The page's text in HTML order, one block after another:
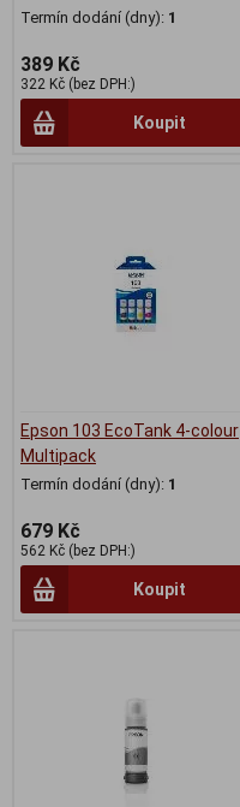
Termín dodání (dny): 1
389 Kč
322 Kč (bez DPH:)
Koupit
Epson 103 EcoTank 4-colour
Multipack
Termín dodání (dny): 1
679 Kč
562 Kč (bez DPH:)
Koupit